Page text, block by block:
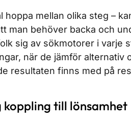
hoppa mellan olika steg –
man behöver backa och
sig av sökmotorer i varje
när de jämför
resultaten finns med på
koppling till lönsamhet